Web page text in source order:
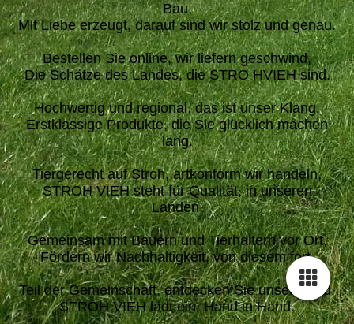
Bau,
Mit Liebe erzeugt, darauf sind wir stolz und genau.
Bestellen Sie online, wir liefern geschwind,
Die Schätze des Landes, die STRO HVIEH sind.
Hochwertig und regional, das ist unser Klang,
Erstklassige Produkte, die Sie glücklich machen
lang.
Tiergerecht auf Stroh, artkonform wir handeln,
STROH VIEH steht für Qualität, in unseren
Landen.
Gemeinsam mit Bauern und Tierhaltern vor Ort,
Fördern wir Nachhaltigkeit, von diesem fort.
Teil der Gemeinschaft, entdecken Sie unser Band,
STROH VIEH lädt ein, Hand in Hand.